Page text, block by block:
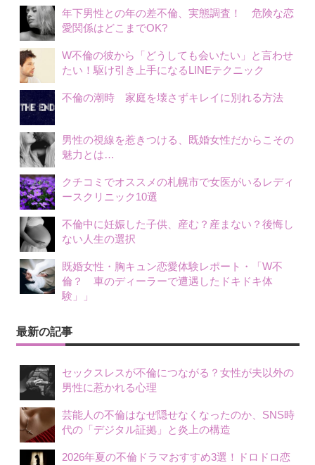
年下男性との年の差不倫、実態調査！ 危険な恋
愛関係はどこまでOK?
W不倫の彼から「どうしても会いたい」と言わせ
たい！駆け引き上手になるLINEテクニック
不倫の潮時 家庭を壊さずキレイに別れる方法
男性の視線を惹きつける、既婚女性だからこその
魅力とは…
クチコミでオススメの札幌市で女医がいるレディ
ースクリニック10選
不倫中に妊娠した子供、産む？産まない？後悔し
ない人生の選択
既婚女性・胸キュン恋愛体験レポート・「W不
倫？ 車のディーラーで遭遇したドキドキ体
験」」
最新の記事
セックスレスが不倫につながる？女性が夫以外の
男性に惹かれる心理
芸能人の不倫はなぜ隠せなくなったのか、SNS時
代の「デジタル証拠」と炎上の構造
2026年夏の不倫ドラマおすすめ3選！ドロドロ恋